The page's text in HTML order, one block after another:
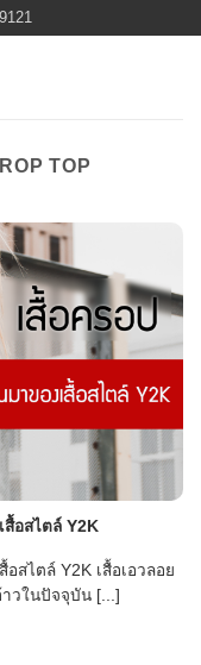
TOP
สื้อสไตล์ Y2K
สไตล์ Y2K เสื้อเอวลอย
วในปัจจุบัน [...]